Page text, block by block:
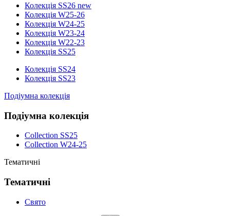
Колекція SS26 new
Колекція W25-26
Колекція W24-25
Колекція W23-24
Колекція W22-23
Колекція SS25
Колекція SS24
Колекція SS23
Подіумна колекція
Подіумна колекція
Collection SS25
Collection W24-25
Тематичні
Тематичні
Свято